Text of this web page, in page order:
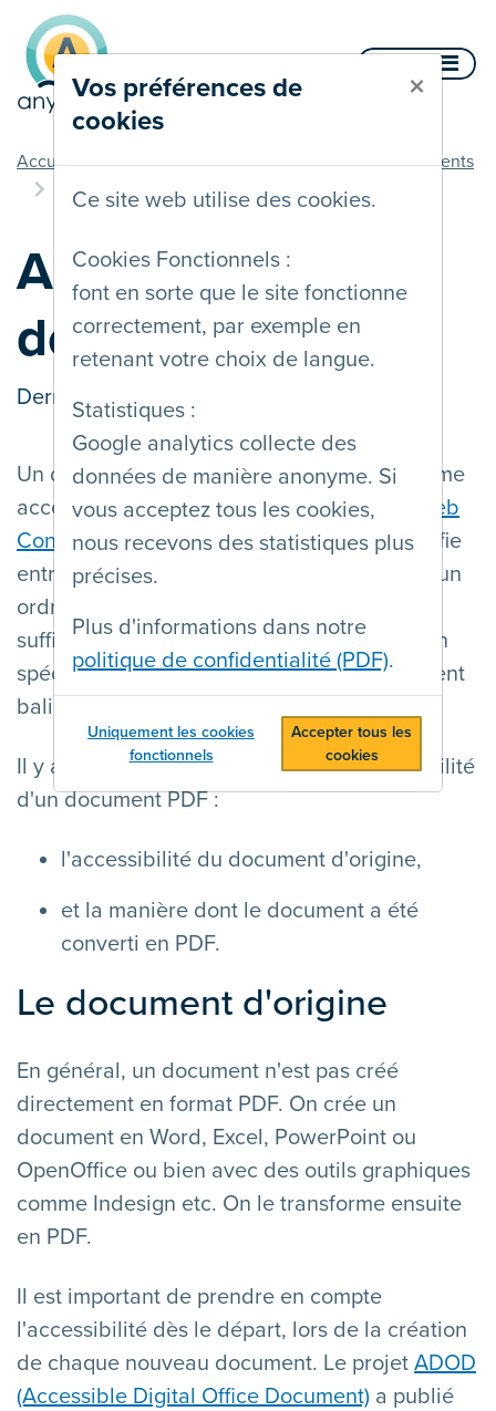
Vos préférences de
cookies
×
Ce site web utilise des cookies.
Cookies Fonctionnels :
font en sorte que le site fonctionne
correctement, par exemple en
retenant votre choix de langue.
Statistiques :
Google analytics collecte des
données de manière anonyme. Si
vous acceptez tous les cookies,
nous recevons des statistiques plus
précises.
Plus d'informations dans notre
politique de confidentialité (PDF).
Uniquement les cookies
fonctionnels
Accepter tous les
cookies
Aller au contenu
Accueil Documentation
PDF et autres documents
Accessibilité des documents PDF
Accessibilité des
documents PDF
Dernière mise à jour le
Un document PDF peut être considéré comme
accessible s'il est en conformité avec les
Web
Content Accessibility Guidelines. Cela signifie
entre autres que le contenu se trouve dans un
ordre logique, que les contrastes sont
suffisants, que la langue du contenu est bien
spécifiée et que le document est correctement
balisé.
Il y a deux facteurs cruciaux pour l'accessibilité
d'un document PDF :
l'accessibilité du document d'origine,
et la manière dont le document a été
converti en PDF.
Le document d'origine
En général, un document n'est pas créé
directement en format PDF. On crée un
document en Word, Excel, PowerPoint ou
OpenOffice ou bien avec des outils graphiques
comme Indesign etc. On le transforme ensuite
en PDF.
Il est important de prendre en compte
l'accessibilité dès le départ, lors de la création
de chaque nouveau document. Le projet ADOD
(Accessible Digital Office Document) a publié